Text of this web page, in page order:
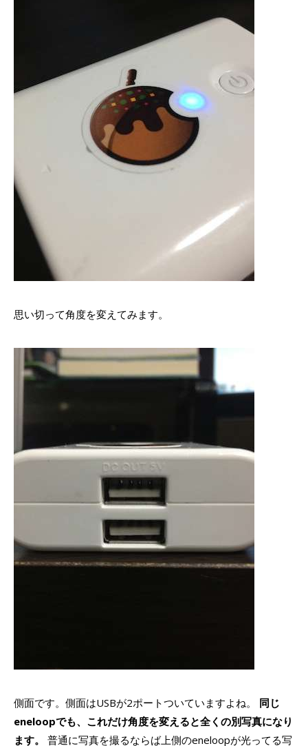
思い切って角度を変えてみます。
側面です。側面はUSBが2ポートついていますよね。 同じ
eneloopでも、これだけ角度を変えると全くの別写真になり
ます。
普通に写真を撮るならば上側のeneloopが光ってる写